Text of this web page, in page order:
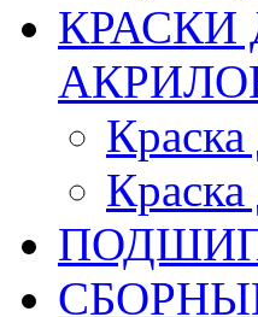
КРАСКИ
Краска